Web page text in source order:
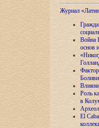
Журнал
Война
основ
Роль
в
El